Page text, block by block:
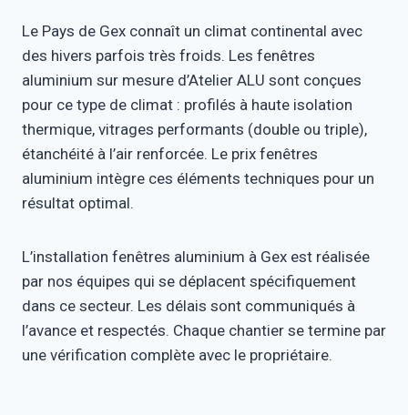
Le Pays de Gex connaît un climat continental avec
des hivers parfois très froids. Les fenêtres
aluminium sur mesure d’Atelier ALU sont conçues
pour ce type de climat : profilés à haute isolation
thermique, vitrages performants (double ou triple),
étanchéité à l’air renforcée. Le prix fenêtres
aluminium intègre ces éléments techniques pour un
résultat optimal.
L’installation fenêtres aluminium à Gex est réalisée
par nos équipes qui se déplacent spécifiquement
dans ce secteur. Les délais sont communiqués à
l’avance et respectés. Chaque chantier se termine par
une vérification complète avec le propriétaire.